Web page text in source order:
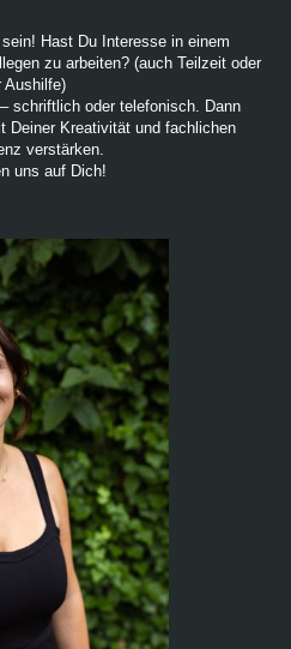
Hast Du Interesse in einem
zu arbeiten? (auch Teilzeit oder
Aushilfe)
schriftlich oder telefonisch. Dann
Deiner Kreativität und fachlichen
verstärken.
uns auf Dich!